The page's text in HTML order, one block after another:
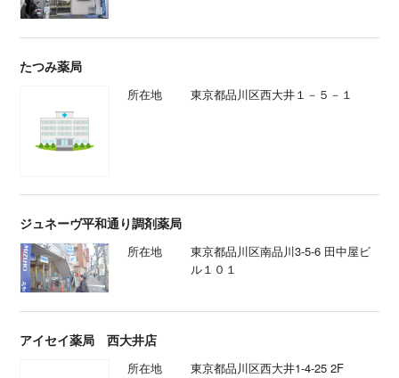
たつみ薬局
所在地 東京都品川区西大井１－５－１
ジュネーヴ平和通り調剤薬局
所在地
東京都品川区南品川3-5-6 田中屋ビ
ル１０１
アイセイ薬局 西大井店
所在地 東京都品川区西大井1-4-25 2F